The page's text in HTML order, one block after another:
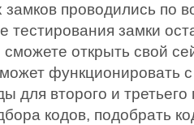
проводились по
тестирования замки
открыть свой
функционировать
для второго и
кодов, подобрать